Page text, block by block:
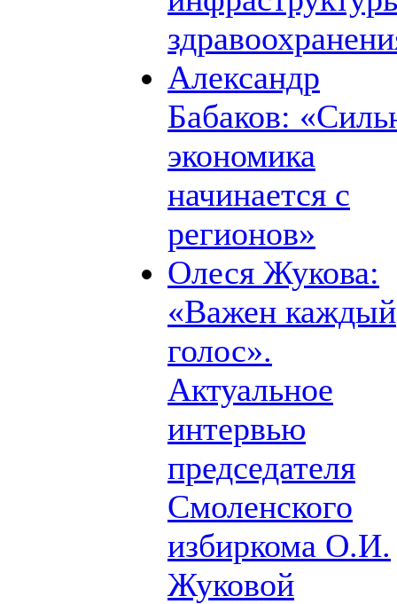
Александр
Бабаков:
экономика
начинается с
регионов»
Олеся Жукова:
«Важен каждый
голос».
Актуальное
интервью
председателя
Смоленского
избиркома О.И.
Жуковой